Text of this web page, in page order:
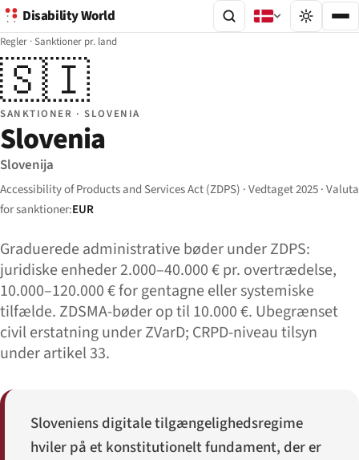
Disability World
Regler ·Sanktioner pr. land
🇸🇮
SANKTIONER · SLOVENIA
Slovenia
Slovenija
Accessibility of Products and Services Act (ZDPS) · Vedtaget 2025 · Valuta
for sanktioner:EUR
Graduerede administrative bøder under ZDPS:
juridiske enheder 2.000–40.000 € pr. overtrædelse,
10.000–120.000 € for gentagne eller systemiske
tilfælde. ZDSMA-bøder op til 10.000 €. Ubegrænset
civil erstatning under ZVarD; CRPD-niveau tilsyn
under artikel 33.
Sloveniens digitale tilgængelighedsregime
hviler på et konstitutionelt fundament, der er